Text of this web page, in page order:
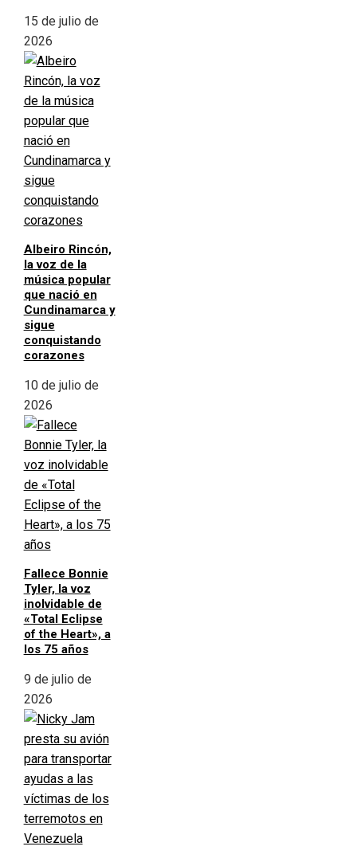
15 de julio de
2026
Albeiro Rincón,
la voz de la
música popular
que nació en
Cundinamarca y
sigue
conquistando
corazones
10 de julio de
2026
Fallece Bonnie
Tyler, la voz
inolvidable de
«Total Eclipse
of the Heart», a
los 75 años
9 de julio de
2026